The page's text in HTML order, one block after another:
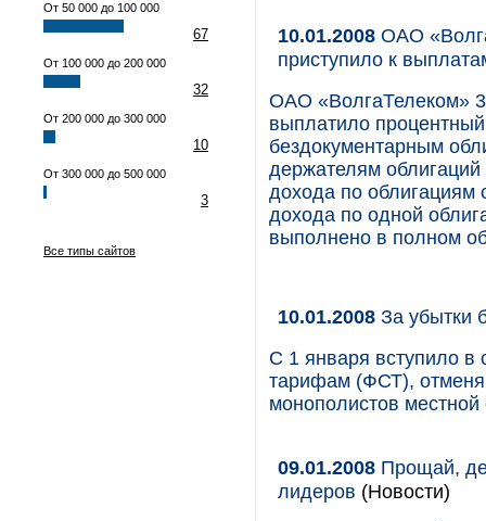
От 50 000 до 100 000
67
От 100 000 до 200 000
32
От 200 000 до 300 000
10
От 300 000 до 500 000
3
Все типы сайтов
10.01.2008 ОАО
приступило к
ОАО «ВолгаТелеком»
выплатило
бездокументарным
держателям
дохода по облигациям
дохода по одной
выполнено в полном
10.01.2008 За убытки
С 1 января вступило
тарифам (ФСТ),
монополистов местной
09.01.2008 Прощай,
лидеров (Новости)